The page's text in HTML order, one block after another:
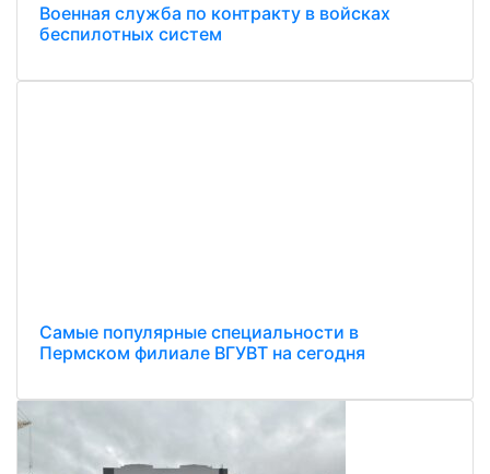
Военная служба по контракту в войсках
беспилотных систем
Самые популярные специальности в
Пермском филиале ВГУВТ на сегодня